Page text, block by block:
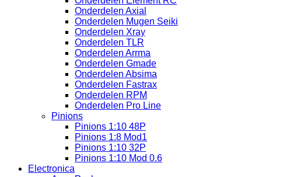
Onderdelen Axial
Onderdelen Mugen Seiki
Onderdelen Xray
Onderdelen TLR
Onderdelen Arrma
Onderdelen Gmade
Onderdelen Absima
Onderdelen Fastrax
Onderdelen RPM
Onderdelen Pro Line
Pinions
Pinions 1:10 48P
Pinions 1:8 Mod1
Pinions 1:10 32P
Pinions 1:10 Mod 0.6
Electronica